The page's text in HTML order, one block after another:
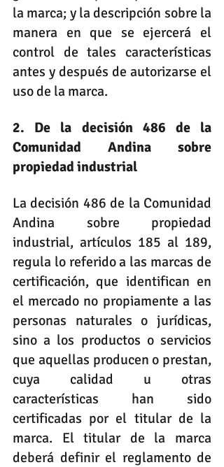
la marca; y la descripción sobre la
manera en que se ejercerá el
control de tales características
antes y después de autorizarse el
uso de la marca.
2. De la decisión 486 de la
Comunidad Andina sobre
propiedad industrial
La decisión 486 de la Comunidad
Andina sobre propiedad
industrial, artículos 185 al 189,
regula lo referido a las marcas de
certificación, que identifican en
el mercado no propiamente a las
personas naturales o jurídicas,
sino a los productos o servicios
que aquellas producen o prestan,
cuya calidad u otras
características han sido
certificadas por el titular de la
marca. El titular de la marca
deberá definir el reglamento de